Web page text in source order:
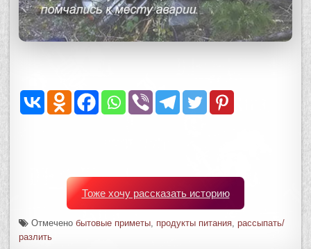
Тоже хочу рассказать историю
Отмеченобытовые приметы, продукты питания,рассыпать/
разлить